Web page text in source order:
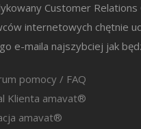
Customer Relations
internetowych chętnie
e-maila najszybciej jak
pomocy / FAQ
Klienta amavat®
amavat®